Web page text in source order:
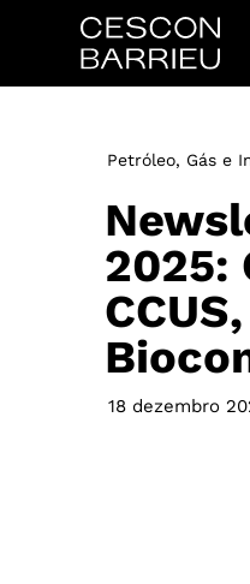
Petróleo, Gás e
2025:
18 dezembro